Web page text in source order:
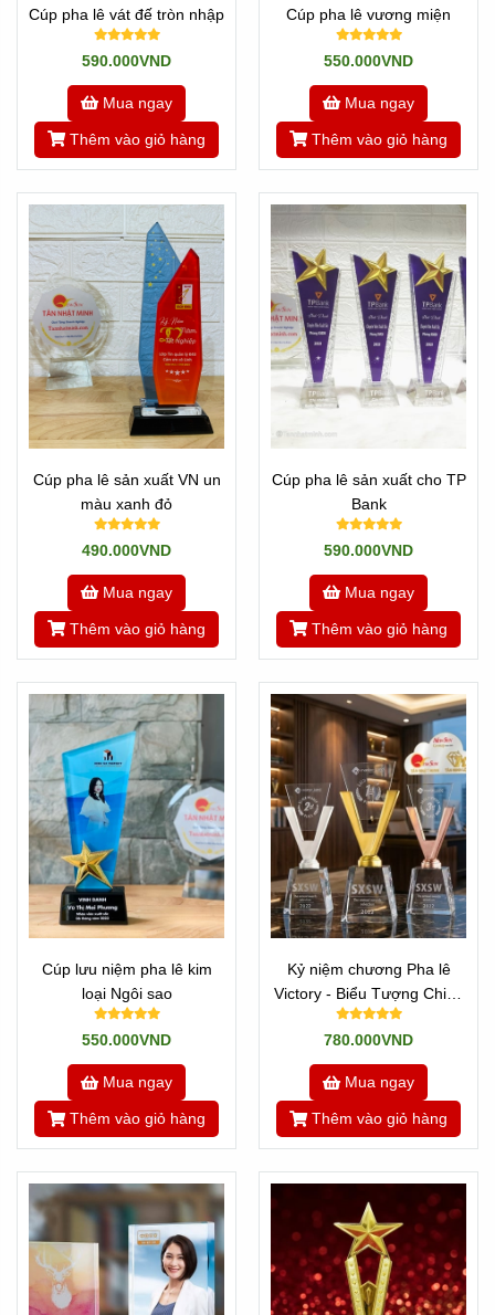
Cúp pha lê vát đế tròn nhập
590.000VND
Mua ngay
Thêm vào giỏ hàng
Cúp pha lê vương miện
550.000VND
Mua ngay
Thêm vào giỏ hàng
Cúp pha lê sản xuất VN un
màu xanh đỏ
490.000VND
Mua ngay
Thêm vào giỏ hàng
Cúp pha lê sản xuất cho TP
Bank
590.000VND
Mua ngay
Thêm vào giỏ hàng
Cúp lưu niệm pha lê kim
loại Ngôi sao
550.000VND
Mua ngay
Thêm vào giỏ hàng
Kỷ niệm chương Pha lê
Victory - Biểu Tượng Chiến
Thắng
780.000VND
Mua ngay
Thêm vào giỏ hàng